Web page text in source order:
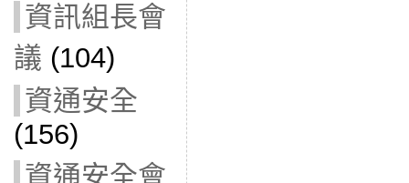
資訊組長會
議 (104)
資通安全
(156)
資通安全會